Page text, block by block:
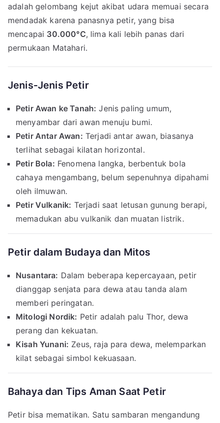
adalah gelombang kejut akibat udara memuai secara
mendadak karena panasnya petir, yang bisa
mencapai 30.000°C, lima kali lebih panas dari
permukaan Matahari.
Jenis-Jenis Petir
Petir Awan ke Tanah: Jenis paling umum,
menyambar dari awan menuju bumi.
Petir Antar Awan: Terjadi antar awan, biasanya
terlihat sebagai kilatan horizontal.
Petir Bola: Fenomena langka, berbentuk bola
cahaya mengambang, belum sepenuhnya dipahami
oleh ilmuwan.
Petir Vulkanik: Terjadi saat letusan gunung berapi,
memadukan abu vulkanik dan muatan listrik.
Petir dalam Budaya dan Mitos
Nusantara: Dalam beberapa kepercayaan, petir
dianggap senjata para dewa atau tanda alam
memberi peringatan.
Mitologi Nordik: Petir adalah palu Thor, dewa
perang dan kekuatan.
Kisah Yunani: Zeus, raja para dewa, melemparkan
kilat sebagai simbol kekuasaan.
Bahaya dan Tips Aman Saat Petir
Petir bisa mematikan. Satu sambaran mengandung